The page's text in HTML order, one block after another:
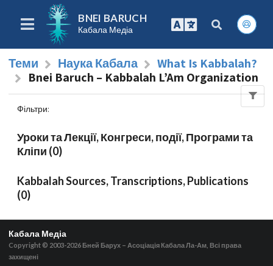
BNEI BARUCH
Кабала Медіа
Теми Наука Кабала
What Is Kabbalah?
Bnei Baruch – Kabbalah L’Am Organization
Фільтри:
Уроки та Лекції, Конгреси, події, Програми та
Кліпи (0)
Kabbalah Sources, Transcriptions, Publications
(0)
Кабала Медіа
Copyright © 2003-2026 Бней Барух – Асоціація Кабала Ла-Ам, Всі права
захищені